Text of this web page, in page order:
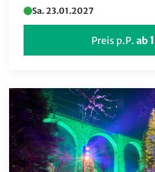
Sa. 23.01.2027
Preis p.P. ab